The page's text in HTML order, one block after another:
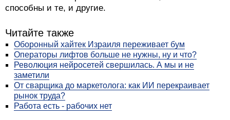
способны и те, и другие.
Читайте также
Оборонный хайтек Израиля переживает бум
Операторы лифтов больше не нужны, ну и что?
Революция нейросетей свершилась. А мы и не
заметили
От сварщика до маркетолога: как ИИ перекраивает
рынок труда?
Работа есть - рабочих нет